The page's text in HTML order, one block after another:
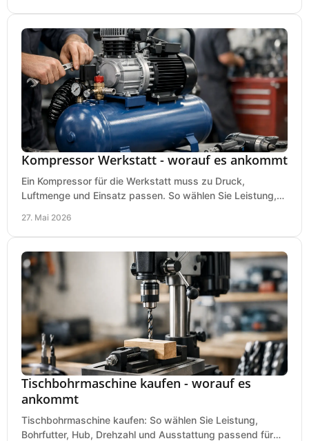
Kompressor Werkstatt - worauf es ankommt
Ein Kompressor für die Werkstatt muss zu Druck,
Luftmenge und Einsatz passen. So wählen Sie Leistung,
27. Mai 2026
Tischbohrmaschine kaufen - worauf es
ankommt
Tischbohrmaschine kaufen: So wählen Sie Leistung,
Bohrfutter, Hub, Drehzahl und Ausstattung passend für